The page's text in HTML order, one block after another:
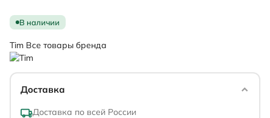
В наличии
Tim Все товары бренда
Доставка
Доставка по всей России